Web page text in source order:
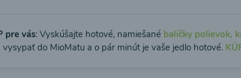
pre vás: Vyskúšajte hotové, namiešané balíčky polievok,
vysypať do MioMatu a o pár minút je vaše jedlo hotové.